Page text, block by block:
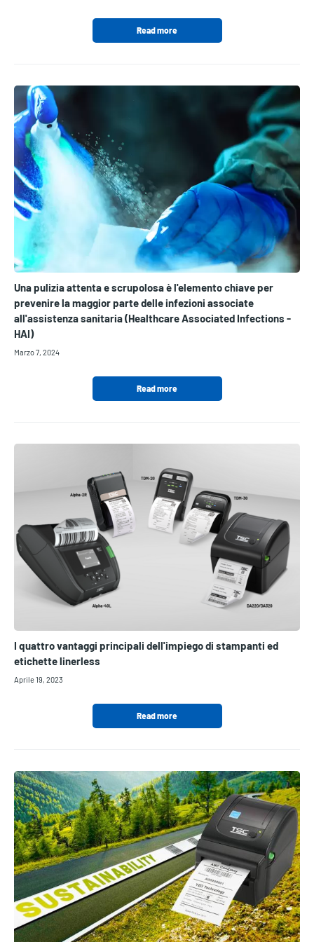
Read more
Una pulizia attenta e scrupolosa è l'elemento chiave per
prevenire la maggior parte delle infezioni associate
all'assistenza sanitaria (Healthcare Associated Infections -
HAI)
Marzo 7, 2024
Read more
I quattro vantaggi principali dell'impiego di stampanti ed
etichette linerless
Aprile 19, 2023
Read more